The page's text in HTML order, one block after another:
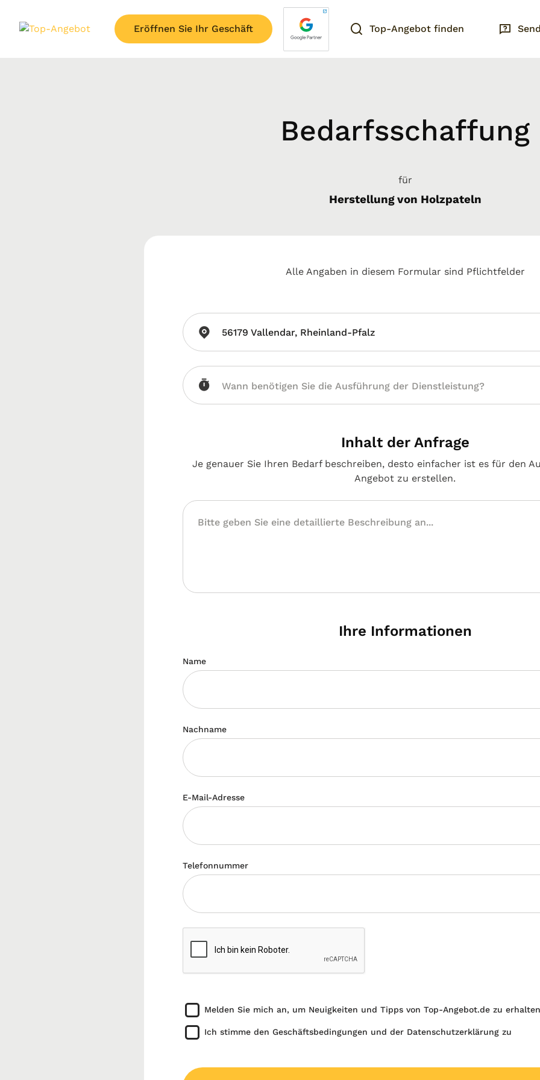
Eröffnen Sie Ihr Geschäft Top-Angebot finden
Bedarfsschaffung
für
Herstellung von Holzpateln
Alle Angaben in diesem Formular sind Pflichtfelder
56179 Vallendar, Rheinland-Pfalz
Inhalt der Anfrage
Je genauer Sie Ihren Bedarf beschreiben, desto einfacher ist es für den
Angebot zu erstellen.
Ihre Informationen
Name
Nachname
E-Mail-Adresse
Telefonnummer
Melden Sie mich an, um Neuigkeiten und Tipps von Top-Angebot.de zu erhalten
Ich stimme den Geschäftsbedingungen und der Datenschutzerklärung zu